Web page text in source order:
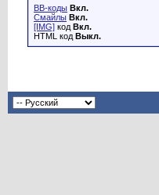
BB-коды Вкл.
Смайлы Вкл.
[IMG] код Вкл.
HTML код Выкл.